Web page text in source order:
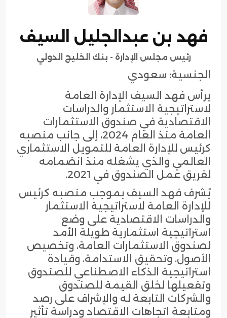
فهد بن عبدالجليل السيف
رئيس مجلس الإدارة - بنك الخليج الدولي
الجنسية: سعودي
يرأس فهد السيف الإدارة العامة
لاستراتيجية الاستثمار والدراسات
الاقتصادية في صندوق الاستثمارات
العامة منذ العام 2024، إلى جانب منصبه
كرئيس للإدارة العامة للتمويل الاستثماري
العالمي والذي يشغله منذ انضمامه
لفريق عمل الصندوق في 2021.
يُشرف فهد السيف بموجب منصبه كرئيس
للإدارة العامة لاستراتيجية الاستثمار
والدراسات الاقتصادية على وضع
استراتيجية استثمارية طويلة الأمد
لصندوق الاستثمارات العامة، وتخصيص
الأصول، وتحقيق الاستدامة، وقيادة
استراتيجية الذكاء الاصطناعي للصندوق
وتفعيلها لخلق القيمة للصندوق
والشركات التابعة له والإشراف على رصد
ومتابعة اتجاهات الاقتصاد ودراسة تأثير